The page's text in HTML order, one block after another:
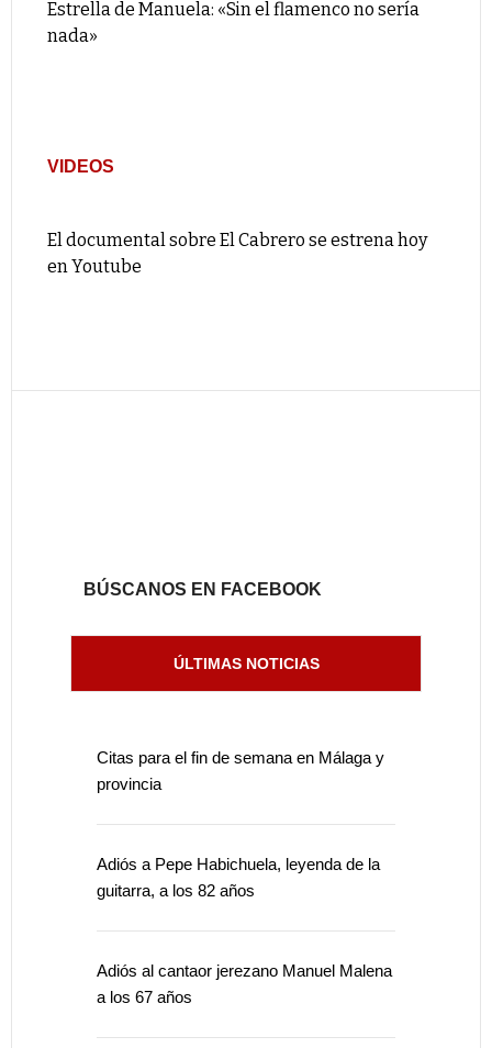
Estrella de Manuela: «Sin el flamenco no sería
nada»
VIDEOS
El documental sobre El Cabrero se estrena hoy
en Youtube
BÚSCANOS EN FACEBOOK
ÚLTIMAS NOTICIAS
Citas para el fin de semana en Málaga y
provincia
Adiós a Pepe Habichuela, leyenda de la
guitarra, a los 82 años
Adiós al cantaor jerezano Manuel Malena
a los 67 años